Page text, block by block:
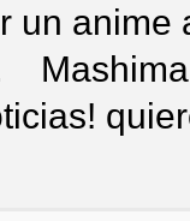
un anime